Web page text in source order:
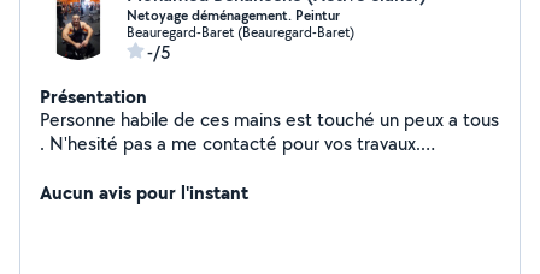
Netoyage déménagement. Peintur
Beauregard-Baret (Beauregard-Baret)
-/5
Présentation
Personne habile de ces mains est touché un peux a tous
. N'hesité pas a me contacté pour vos travaux.
Aucun avis pour l'instant